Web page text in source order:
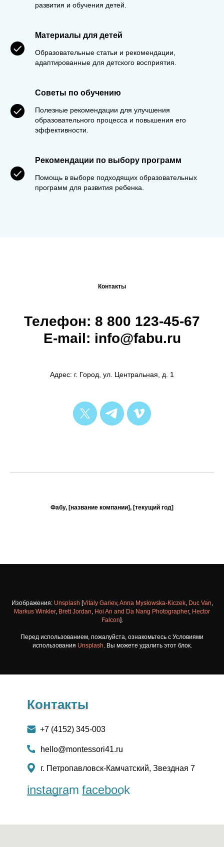
развития и обучения детей.
Материалы для детей
Образовательные статьи и рекомендации,
адаптированные для детского восприятия.
Советы по обучению
Полезные рекомендации для улучшения
образовательного процесса и повышения его
эффективности.
Рекомендации по выбору программ
Помощь в выборе подходящих образовательных
программ для развития ребенка.
Контакты
Телефон: 8 800 123-45-67
E-mail: info@fabu.ru
Адрес: г. Город, ул. Центральная, д. 1
Фабу, [название компании], [текущий год]
Изображения: Unsplash [Vitaly Gariev,Anna Mysłowska-Kiczek, Duc Van,
Markus Winkler, Brett Jordan, Hoi An and Da Nang Photographer, Hector
Falcon].
Перед использованием, пожалуйста, ознакомьтесь с Условиями
использования Unsplash. Вы можете удалить этот блок.
Контакты
+7 (4152) 345-003
hello@montessori41.ru
г. Петропавловск-Камчатский, Звездная 7
instagram facebook